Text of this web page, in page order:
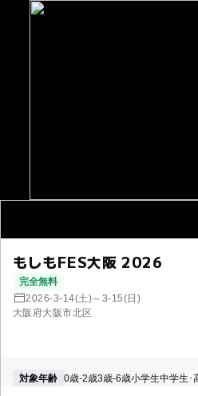
もしもFES大阪 2026
完全無料
2026-3-14(土)～3-15(日)
大阪府大阪市北区
対象年齢 0歳-2歳3歳-6歳小学生中学生･